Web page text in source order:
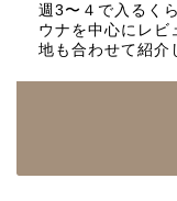
週3〜４で入るく
ウナを中心にレビ
地も合わせて紹介